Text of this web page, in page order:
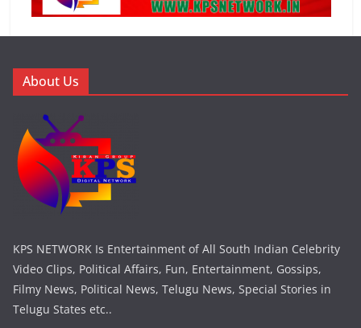
About Us
KPS NETWORK Is Entertainment of All South Indian Celebrity
Video Clips, Political Affairs, Fun, Entertainment, Gossips,
Filmy News, Political News, Telugu News, Special Stories in
Telugu States etc..